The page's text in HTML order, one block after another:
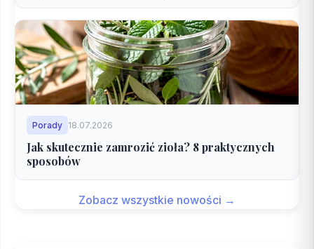
Porady 18.07.2026
Jak skutecznie zamrozić zioła? 8 praktycznych
sposobów
Zobacz wszystkie nowości →